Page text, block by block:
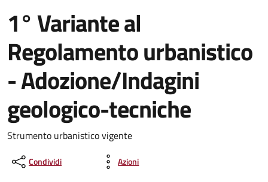
1° Variante al
Regolamento urbanistico
- Adozione/Indagini
geologico-tecniche
Strumento urbanistico vigente
Condividi Azioni